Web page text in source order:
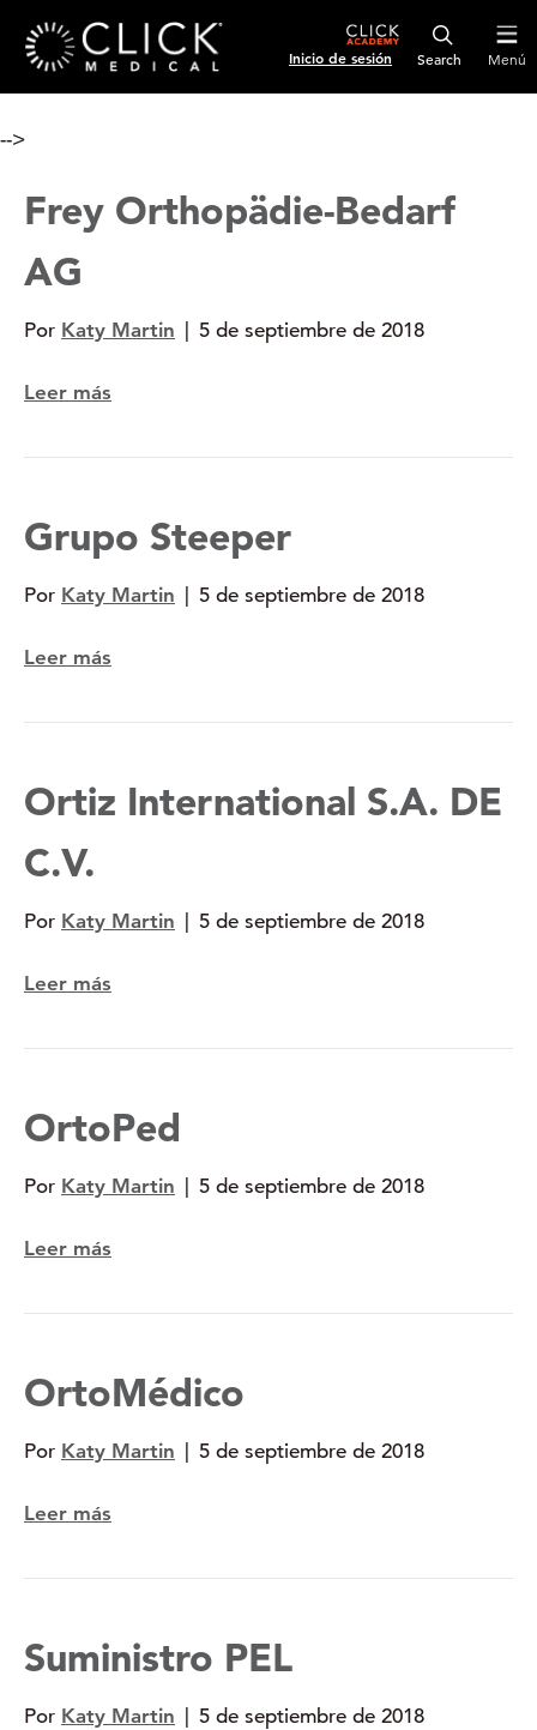
Inicio de sesión Menú
-->
Frey Orthopädie-Bedarf
AG
Por Katy Martin 5 de septiembre de 2018
Leer más
Grupo Steeper
Por Katy Martin 5 de septiembre de 2018
Leer más
Ortiz International S.A. DE
C.V.
Por Katy Martin 5 de septiembre de 2018
Leer más
OrtoPed
Por Katy Martin 5 de septiembre de 2018
Leer más
OrtoMédico
Por Katy Martin 5 de septiembre de 2018
Leer más
Suministro PEL
Por Katy Martin 5 de septiembre de 2018